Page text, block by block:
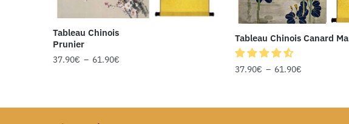
Tableau Chinois
Prunier
37.90€ – 61.90€
Tableau Chinois Canard
37.90€ – 61.90€